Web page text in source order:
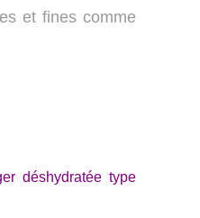
et fines comme
déshydratée type